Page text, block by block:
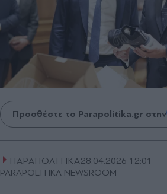
Προσθέστε το Parapolitika.gr στην
ΠΑΡΑΠΟΛΙΤΙΚΑ28.04.2026 12:01
PARAPOLITIKA NEWSROOM